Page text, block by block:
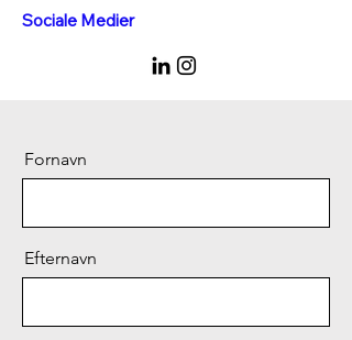
Sociale Medier
Fornavn
Efternavn